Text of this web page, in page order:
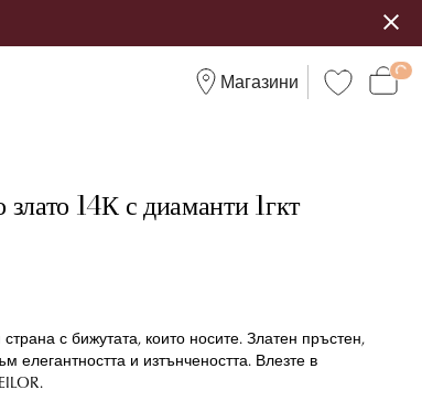
Магазини
14К с диаманти 1гкт
с бижутата, които носите. Златен пръстен,
елегантността и изтънчеността. Влезте в